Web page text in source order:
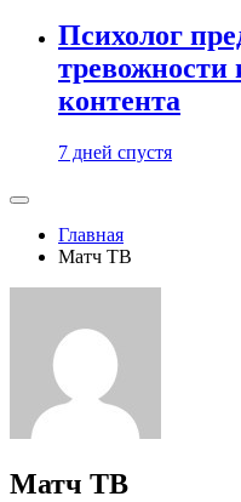
Психолог
тревожности
контента
7 дней спустя
Главная
Матч ТВ
Матч ТВ